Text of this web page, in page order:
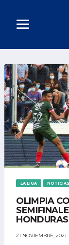
LA LIGA NOTICIAS
OLIMPIA
HONDURAS
21 NOVIEMBRE, 2021